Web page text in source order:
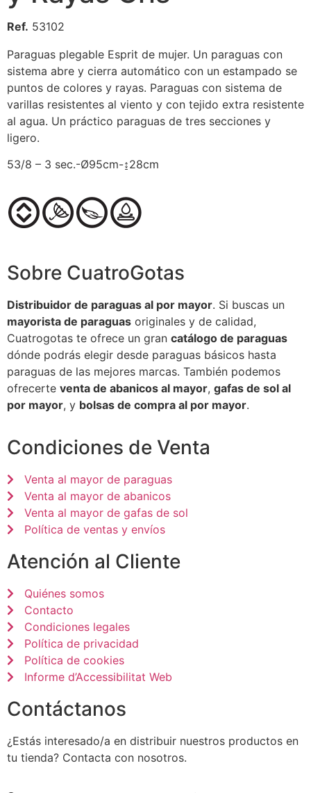
Ref. 53102
Paraguas plegable Esprit de mujer. Un paraguas con
sistema abre y cierra automático con un estampado se
puntos de colores y rayas. Paraguas con sistema de
varillas resistentes al viento y con tejido extra resistente
al agua. Un práctico paraguas de tres secciones y
ligero.
53/8 – 3 sec.-Ø95cm-↨28cm
Sobre CuatroGotas
Distribuidor de paraguas al por mayor. Si buscas un
mayorista de paraguas originales y de calidad,
Cuatrogotas te ofrece un gran catálogo de paraguas
dónde podrás elegir desde paraguas básicos hasta
paraguas de las mejores marcas. También podemos
ofrecerte venta de abanicos al mayor, gafas de sol al
por mayor, y bolsas de compra al por mayor.
Condiciones de Venta
Venta al mayor de paraguas
Venta al mayor de abanicos
Venta al mayor de gafas de sol
Política de ventas y envíos
Atención al Cliente
Quiénes somos
Contacto
Condiciones legales
Política de privacidad
Política de cookies
Informe d’Accessibilitat Web
Contáctanos
¿Estás interesado/a en distribuir nuestros productos en
tu tienda? Contacta con nosotros.